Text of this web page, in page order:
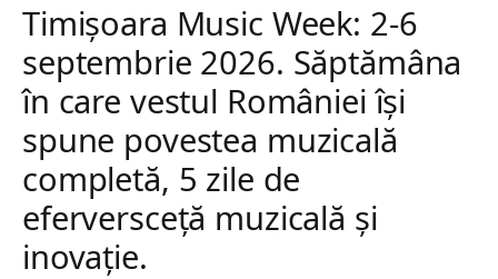
Timișoara Music Week: 2-6
septembrie 2026. Săptămâna
în care vestul României își
spune povestea muzicală
completă, 5 zile de
eferversceță muzicală și
inovație.